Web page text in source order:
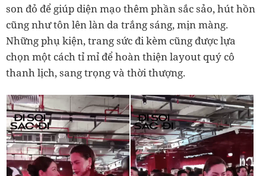
son đỏ để giúp diện mạo thêm phần sắc sảo, hút hồn
cũng như tôn lên làn da trắng sáng, mịn màng.
Những phụ kiện, trang sức đi kèm cũng được lựa
chọn một cách tỉ mỉ để hoàn thiện layout quý cô
thanh lịch, sang trọng và thời thượng.